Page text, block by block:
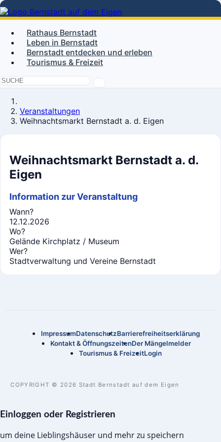
Rathaus Bernstadt
Leben in Bernstadt
Bernstadt entdecken und erleben
Tourismus & Freizeit
Veranstaltungen
Weihnachtsmarkt Bernstadt a. d. Eigen
Weihnachtsmarkt Bernstadt a. d.
Eigen
Information zur Veranstaltung
Wann?
12.12.2026
Wo?
Gelände Kirchplatz / Museum
Wer?
Stadtverwaltung und Vereine Bernstadt
ImpressumDatenschutzBarrierefreiheitserklärung
Kontakt & ÖffnungszeitenDer Mängelmelder
Tourismus & FreizeitLogin
COPYRIGHT © 2026 Stadt Bernstadt auf dem Eigen
Einloggen oder Registrieren
um deine Lieblingshäuser und mehr zu speichern